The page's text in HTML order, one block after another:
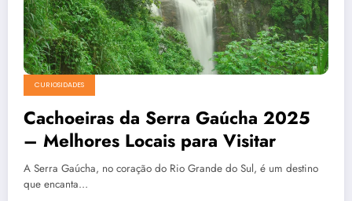
CURIOSIDADES
Cachoeiras da Serra Gaúcha 2025
– Melhores Locais para Visitar
A Serra Gaúcha, no coração do Rio Grande do Sul, é um destino
que encanta…